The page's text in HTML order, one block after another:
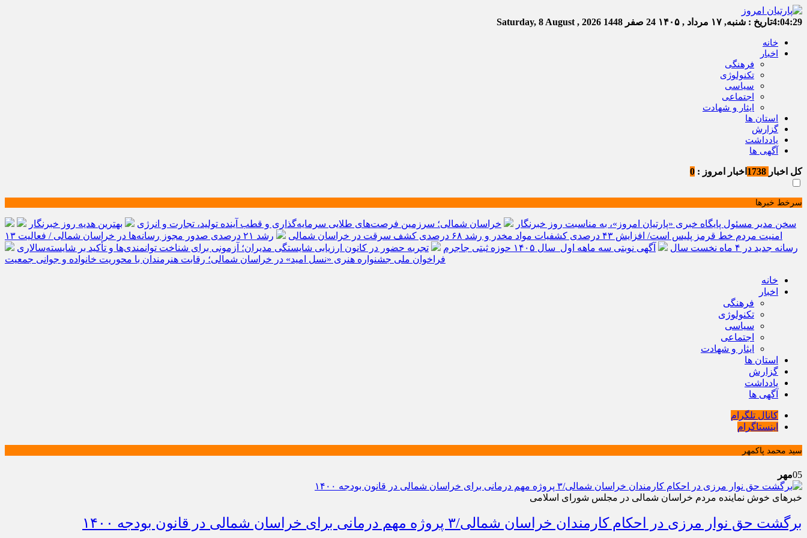
4:04:29تاریخ : شنبه, ۱۷ مرداد , ۱۴۰۵ 24 صفر 1448
خانه
اخبار
فرهنگی
تکنولوژی
سیاسی
اجتماعی
ایثار و شهادت
استان ها
گزارش
یادداشت
آگهی ها
کل اخبار اخبار امروز : 0
سرخط خبرها
سخن مدیر مسئول پایگاه خبری «پارتیان امروز»، به مناسبت روز خبرنگار خراسان شمالی؛ سرزمین فرصت‌های طلایی سرمایه‌گذاری و قطب آینده تولید، تجارت و انرژی
بهترین هدیه روز خبرنگار
امنیت مردم خط قرمز پلیس است/ افزایش ۴۳ درصدی کشفیات مواد مخدر و رشد ۶۸ درصدی کشف سرقت در خراسان شمالی
رشد ۲۱ درصدی صدور مجوز رسانه‌ها در خراسان شمالی / فعالیت ۱۳
رسانه جدید در ۴ ماه نخست سال
آگهی نوبتی سه ماهه اول سال ۱۴۰۵ حوزه ثبتی جاجرم
تجربه حضور در کانون ارزیابی شایستگی مدیران؛ آزمونی برای شناخت توانمندی‌ها و تأکید بر شایسته‌سالاری
فراخوان ملی جشنواره هنری «نسل امید» در خراسان شمالی؛ رقابت هنرمندان با محوریت خانواده و جوانی جمعیت
خانه
اخبار
فرهنگی
تکنولوژی
سیاسی
اجتماعی
ایثار و شهادت
استان ها
گزارش
یادداشت
آگهی ها
کانال تلگرام
اینستاگرام
سید محمد پاکمهر
05مهر
خبرهای خوش نماینده مردم خراسان شمالی در مجلس شورای اسلامی
برگشت حق نوار مرزی در احکام کارمندان خراسان شمالی/۳ پروژه مهم درمانی برای خراسان شمالی در قانون بودجه ۱۴۰۰